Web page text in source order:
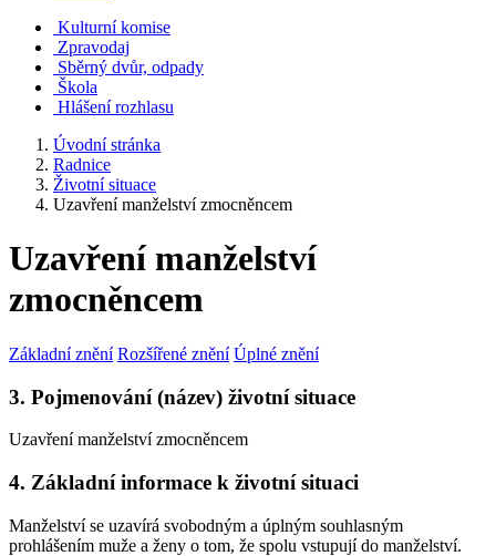
Kulturní komise
Zpravodaj
Sběrný dvůr, odpady
Škola
Hlášení rozhlasu
Úvodní stránka
Radnice
Životní situace
Uzavření manželství zmocněncem
Uzavření manželství
zmocněncem
Základní znění Rozšířené znění Úplné znění
3. Pojmenování (název) životní situace
Uzavření manželství zmocněncem
4. Základní informace k životní situaci
Manželství se uzavírá svobodným a úplným souhlasným
prohlášením muže a ženy o tom, že spolu vstupují do manželství.